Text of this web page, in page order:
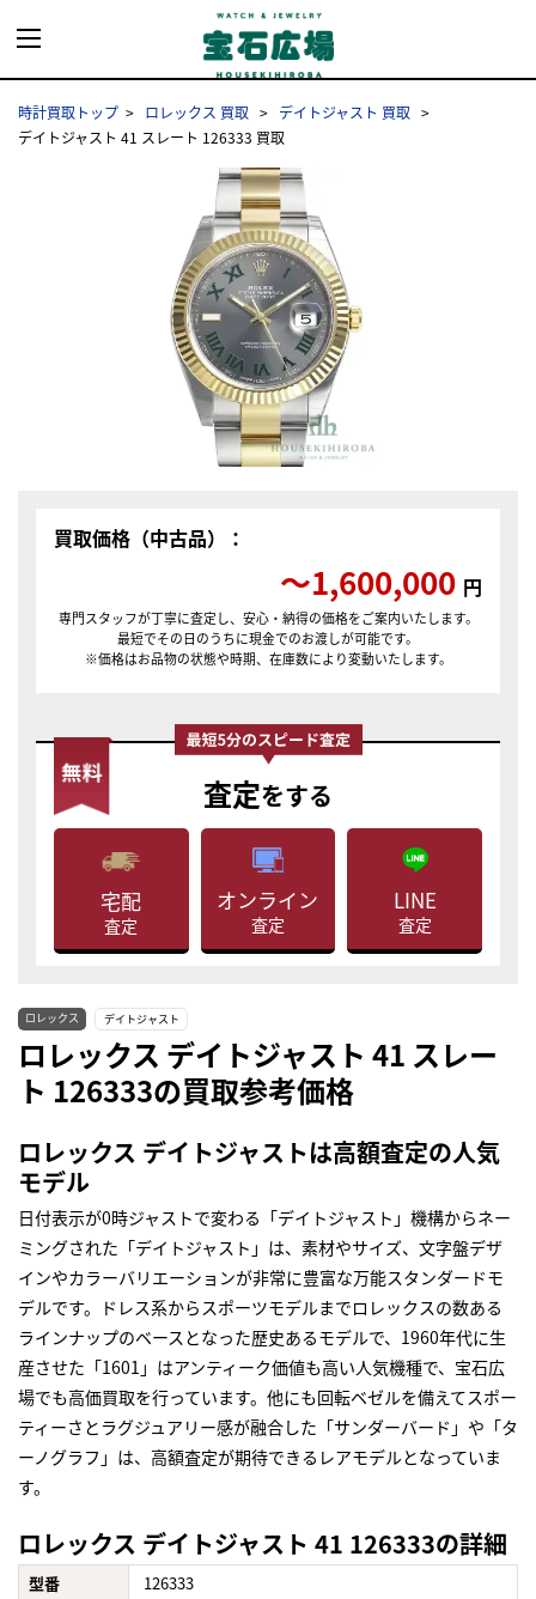
時計買取トップ ロレックス 買取
デイトジャスト 買取
デイトジャスト 41 スレート 126333 買取
買取価格（中古品）：
〜1,600,000 円
専門スタッフが丁寧に査定し、安心・納得の価格をご案内いたします。
最短でその日のうちに現金でのお渡しが可能です。
※価格はお品物の状態や時期、在庫数により変動いたします。
査定をする
宅配
査定
オンライン
査定
LINE
査定
ロレックス デイトジャスト
ロレックス デイトジャスト 41 スレー
ト 126333の買取参考価格
ロレックス デイトジャストは高額査定の人気
モデル
日付表示が0時ジャストで変わる「デイトジャスト」機構からネー
ミングされた「デイトジャスト」は、素材やサイズ、文字盤デザ
インやカラーバリエーションが非常に豊富な万能スタンダードモ
デルです。ドレス系からスポーツモデルまでロレックスの数ある
ラインナップのベースとなった歴史あるモデルで、1960年代に生
産させた「1601」はアンティーク価値も高い人気機種で、宝石広
場でも高価買取を行っています。他にも回転ベゼルを備えてスポー
ティーさとラグジュアリー感が融合した「サンダーバード」や「タ
ーノグラフ」は、高額査定が期待できるレアモデルとなっていま
す。
ロレックス デイトジャスト 41 126333の詳細
型番
126333